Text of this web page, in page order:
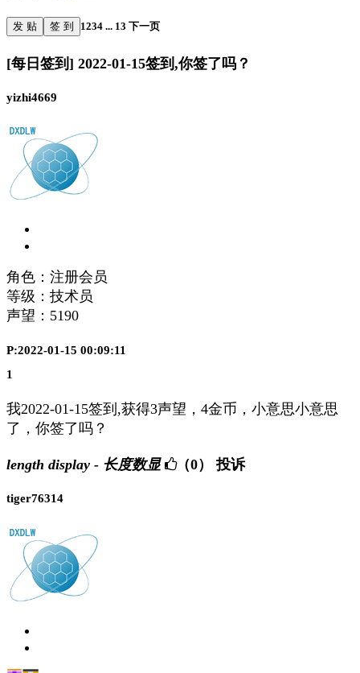
发 贴 签 到 1234 ... 13 下一页
[每日签到] 2022-01-15签到,你签了吗？
yizhi4669
角色：注册会员
等级：技术员
声望： 5190
P:2022-01-15 00:09:11
1
我2022-01-15签到,获得3声望，4金币，小意思小意思
了，你签了吗？
length display - 长度数显 （0） 投诉
tiger76314